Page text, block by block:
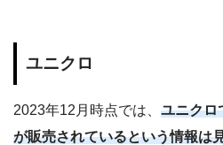
ユニクロ
2023年12月時点では、 ユニクロ
が販売されているという情報は